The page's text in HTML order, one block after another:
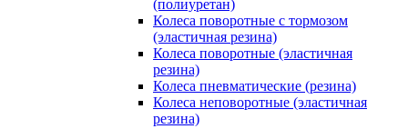
(полиуретан)
Колеса поворотные c тормозом
(эластичная резина)
Колеса поворотные (эластичная
резина)
Колеса пневматические (резина)
Колеса неповоротные (эластичная
резина)